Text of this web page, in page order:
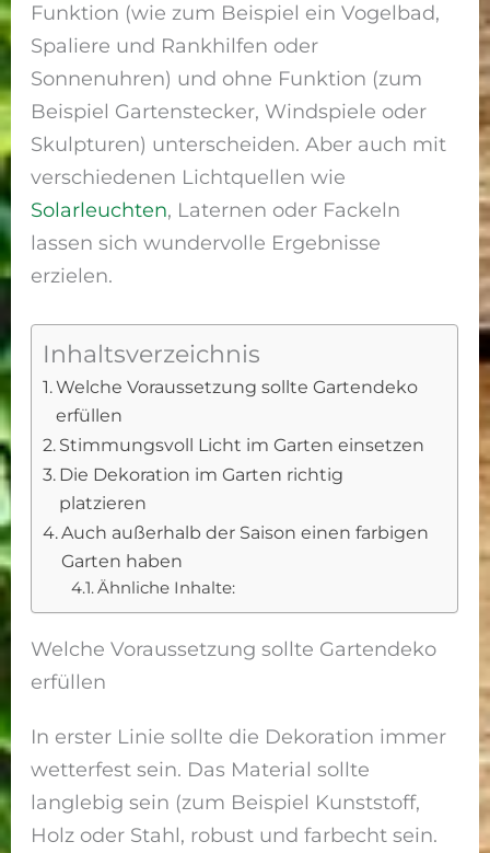
Funktion (wie zum Beispiel ein Vogelbad,
Spaliere und Rankhilfen oder
Sonnenuhren) und ohne Funktion (zum
Beispiel Gartenstecker, Windspiele oder
Skulpturen) unterscheiden. Aber auch mit
verschiedenen Lichtquellen wie
Solarleuchten, Laternen oder Fackeln
lassen sich wundervolle Ergebnisse
erzielen.
Inhaltsverzeichnis
Welche Voraussetzung sollte Gartendeko
erfüllen
Stimmungsvoll Licht im Garten einsetzen
Die Dekoration im Garten richtig
platzieren
Auch außerhalb der Saison einen farbigen
Garten haben
Ähnliche Inhalte:
Welche Voraussetzung sollte Gartendeko
erfüllen
In erster Linie sollte die Dekoration immer
wetterfest sein. Das Material sollte
langlebig sein (zum Beispiel Kunststoff,
Holz oder Stahl, robust und farbecht sein.